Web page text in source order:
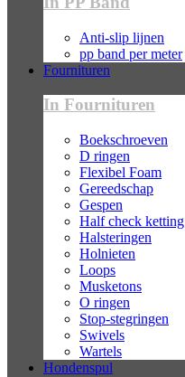
Anti-slip lijnen
pp band per meter
Fournituren
In Fournituren
Boekschroeven
D ringen
Flexibel Foam
Gereedschap
Gespen
Half check ketting
Halsteringen
Holnieten
Loops
Musketons
O ringen
Stop-stegringen
Swivels
Wartels
Hondenspul